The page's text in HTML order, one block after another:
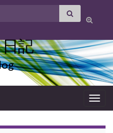
Toggle
form
日記